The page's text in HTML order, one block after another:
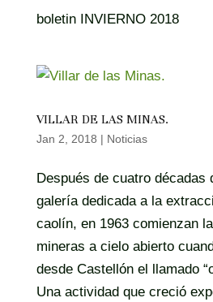
boletin INVIERNO 2018
VILLAR DE LAS MINAS.
Jan 2, 2018 | Noticias
Después de cuatro décadas
galería dedicada a la
caolín, en 1963 comienzan
mineras a cielo abierto
desde Castellón el llamado
Una actividad que creció